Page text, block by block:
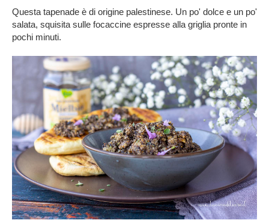
Questa tapenade è di origine palestinese. Un po' dolce e un po'
salata, squisita sulle focaccine espresse alla griglia pronte in
pochi minuti.